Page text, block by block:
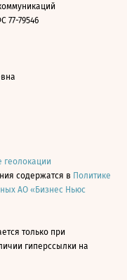
77-79546
геолокации
содержатся в Политике
АО «Бизнес Ньюс
только при
гиперссылки на